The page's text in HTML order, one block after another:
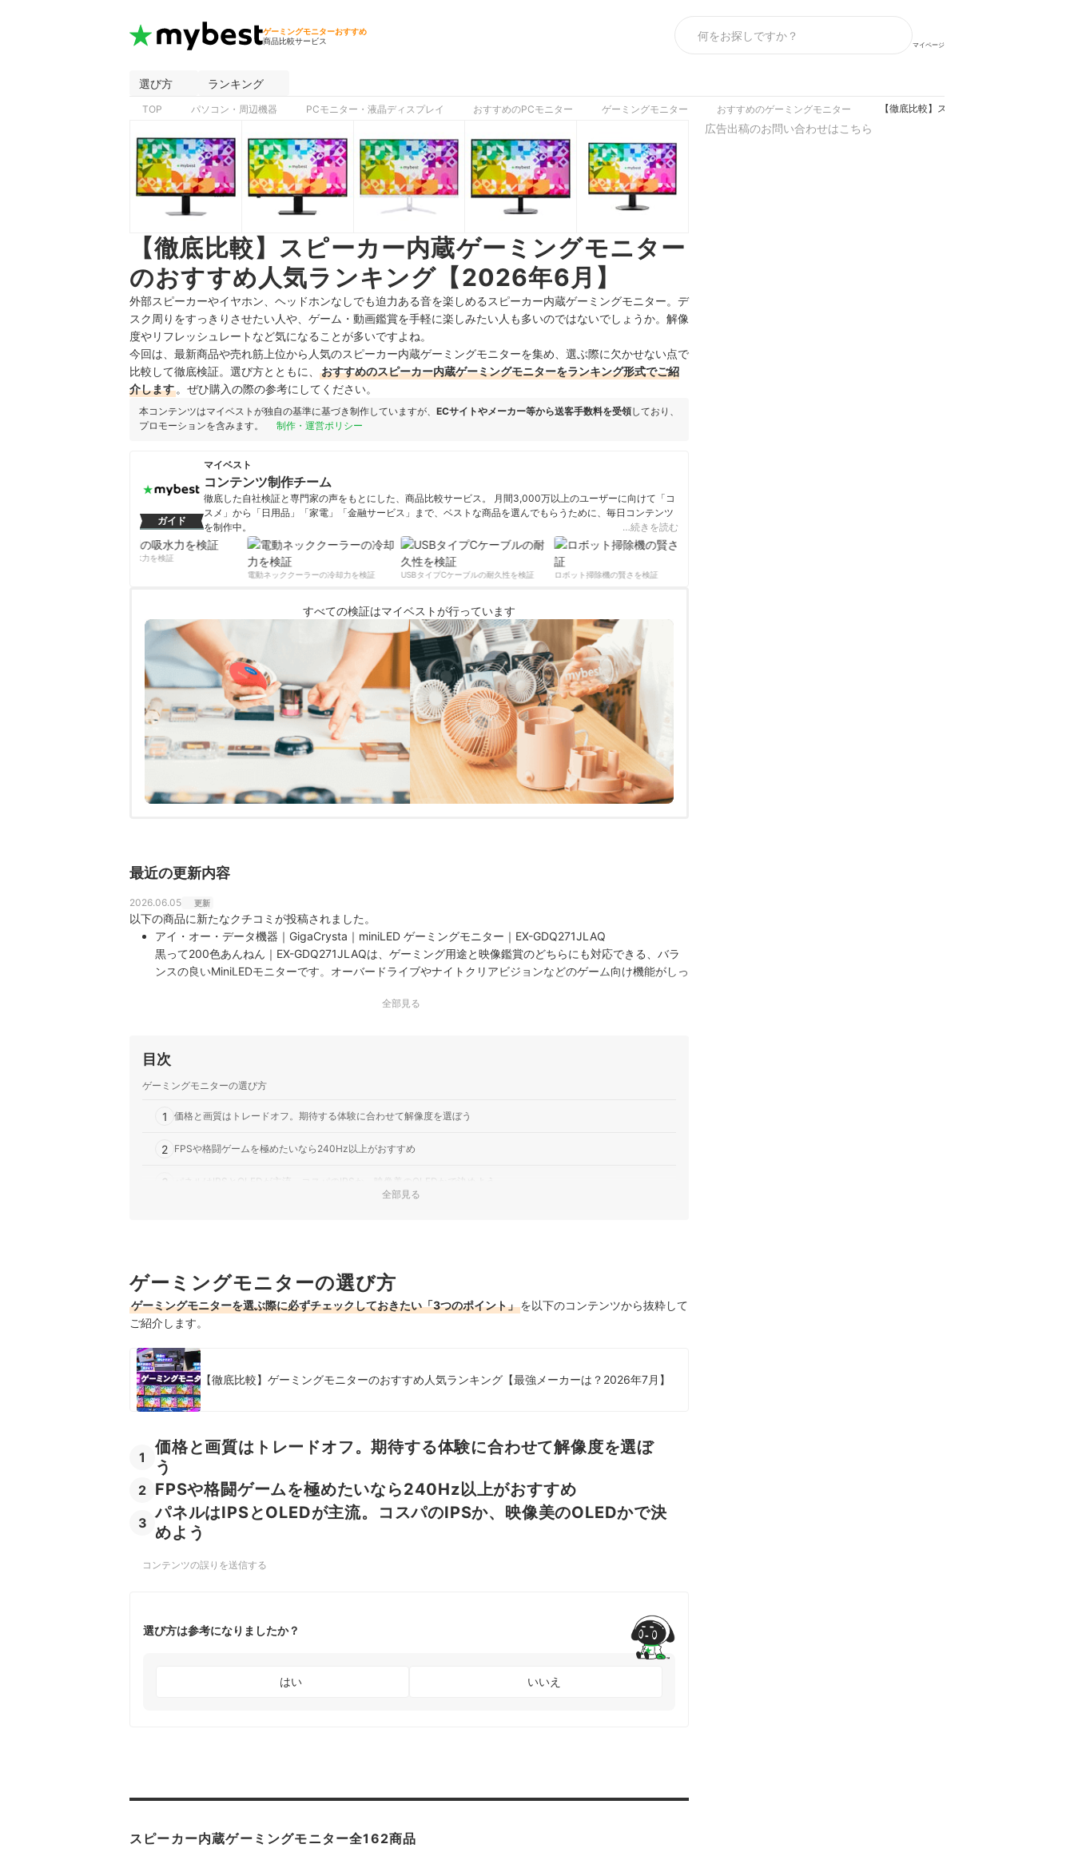
ゲーミングモニターおすすめ
商品比較サービス
マイページ
選び方 ランキング
TOP パソコン・周辺機器 PCモニター・液晶ディスプレイ おすすめのPCモニター ゲーミングモニター おすすめのゲーミングモニター 【徹底比較】スピーカー内蔵ゲーミングモ
【徹底比較】スピーカー内蔵ゲーミングモニター
のおすすめ人気ランキング【2026年6月】
外部スピーカーやイヤホン、ヘッドホンなしでも迫力ある音を楽しめるスピーカー内蔵ゲーミングモニター。デ
スク周りをすっきりさせたい人や、ゲーム・動画鑑賞を手軽に楽しみたい人も多いのではないでしょうか。解像
度やリフレッシュレートなど気になることが多いですよね。
今回は、最新商品や売れ筋上位から人気のスピーカー内蔵ゲーミングモニターを集め、選ぶ際に欠かせない点で
比較して徹底検証。選び方とともに、
おすすめのスピーカー内蔵ゲーミングモニターをランキング形式でご紹
介します 。ぜひ購入の際の参考にしてください。
本コンテンツはマイベストが独自の基準に基づき制作していますが、 ECサイトやメーカー等から送客手数料を受領しており、
プロモーションを含みます。
制作・運営ポリシー
ガイド
マイベスト
コンテンツ制作チーム
徹底した自社検証と専門家の声をもとにした、商品比較サービス。 月間3,000万以上のユーザーに向けて「コ
スメ」から「日用品」「家電」「金融サービス」まで、ベストな商品を選んでもらうために、毎日コンテンツ
を制作中。
コンテンツ制作チームのプロフィール
…続きを読む
柔軟剤の吸水力を検証
電動ネッククーラーの冷却力を検証
USBタイプCケーブルの耐久性を検証 ロボット掃除機の賢さを検証
すべての検証はマイベストが行っています
最近の更新内容
2026.06.05 更新
以下の商品に新たなクチコミが投稿されました。
アイ・オー・データ機器｜GigaCrysta｜miniLED ゲーミングモニター｜EX-GDQ271JLAQ
黒って200色あんねん｜EX-GDQ271JLAQは、ゲーミング用途と映像鑑賞のどちらにも対応できる、バラ
ンスの良いMiniLEDモニターです。オーバードライブやナイトクリアビジョンなどのゲーム向け機能がしっ
全部見る
目次
ゲーミングモニターの選び方
1 価格と画質はトレードオフ。期待する体験に合わせて解像度を選ぼう
2 FPSや格闘ゲームを極めたいなら240Hz以上がおすすめ
3 パネルはIPSとOLEDが主流。コスパのIPSか、映像美のOLEDかで決めよう
スピーカー内蔵ゲーミングモニターの売れ筋ランキングもチェック！
全部見る
ゲーミングモニターの選び方
ゲーミングモニターを選ぶ際に必ずチェックしておきたい「3つのポイント」を以下のコンテンツから抜粋して
ご紹介します。
【徹底比較】ゲーミングモニターのおすすめ人気ランキング【最強メーカーは？2026年7月】
1
価格と画質はトレードオフ。期待する体験に合わせて解像度を選ぼ
う
2 FPSや格闘ゲームを極めたいなら240Hz以上がおすすめ
3
パネルはIPSとOLEDが主流。コスパのIPSか、映像美のOLEDかで決
めよう
コンテンツの誤りを送信する
選び方は参考になりましたか？
はい いいえ
スピーカー内蔵ゲーミングモニター全162商品
広告出稿のお問い合わせはこちら